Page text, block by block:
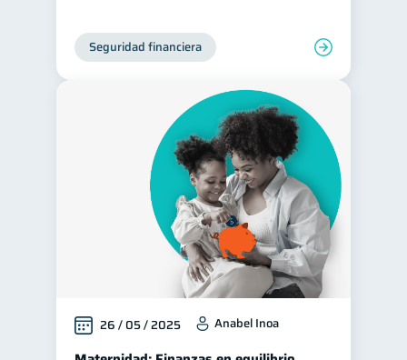
Seguridad financiera
26 / 05 / 2025 Anabel Inoa